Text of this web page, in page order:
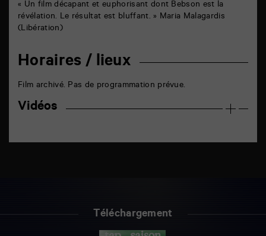
« Un film décapant et euphorisant dont Bebson est la
révélation. Le résultat est bluffant. » Maria Malagardis
(Libération)
Horaires / lieux
Film archivé. Pas de programmation prévue.
Vidéos
Téléchargement